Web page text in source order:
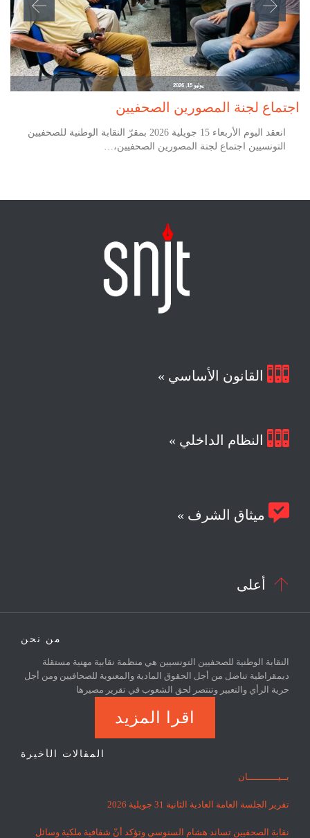
يوليو 15, 2026
اجتماع لجنة المصورين الصحفيين
انعقد اليوم الأربعاء 15 جويلية 2026 بمقرّ النقابة الوطنية للصحفيين
التونسيين اجتماع لجنة المصورين الصحفيين،…
 القانون الأساسي »
 النظام الداخلي »
 ميثاق الشرف »
 أعلى
من نحن
النقابة الوطنية للصحفيين التونسيين هي منظمة نقابية مهنية مستقلة
ديمقراطية تناضل من أجل الحقوق المادية والمعنوية للصحافيين ومن أجل
حرية الرأي والتعبير وتنتصر لحق الشعوب في تقرير مصيرها
اقرا المزيد
المقالات الأخيرة
بــيـــــــــــان
تقرير الجلسة العامة العادية الثانية 31 جويلية 2026
نقابة الصحفيين تساند هشام السنوسي وتؤكد أنّ شفافية ملكية وسائل